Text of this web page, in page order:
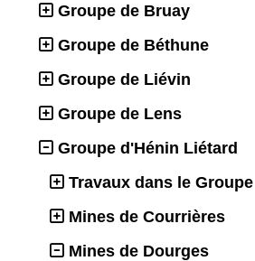
Groupe de Bruay
Groupe de Béthune
Groupe de Liévin
Groupe de Lens
Groupe d'Hénin Liétard
Travaux dans le Groupe
Mines de Courrières
Mines de Dourges